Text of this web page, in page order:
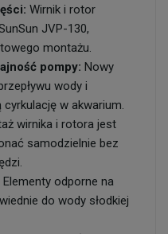
Wirnik i rotor
JVP-130,
montażu.
pompy: Nowy
wody i
w akwarium.
wirnika i rotora jest
samodzielnie bez
Elementy odporne na
do wody słodkiej